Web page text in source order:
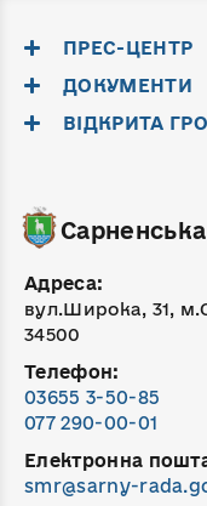
ПРЕС-ЦЕНТР
ДОКУМЕНТИ
ВІДКРИТА
Адреса:
вул.Широка, 31,
34500
Телефон:
03655 3-50-85
077 290-00-01
Електронна
smr@sarny-